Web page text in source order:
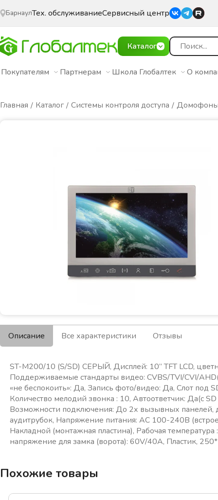
БарнаулТех. обслуживаниеСервисный центр
Каталог
Покупателям Партнерам Школа Глобалтек О
Главная Каталог Системы контроля доступа
Описание Все характеристики Отзывы
ST-M200/10 (S/SD) СЕРЫЙ, Дисплей: 10” TFT LCD,
Поддерживаемые стандарты видео: CVBS/TVI/CVI/
«не беспокоить»: Да, Запись фото/видео: Да, Слот под
Количество мелодий звонка : 10, Автоответчик: Да(с
Возможности подключения: До 2х вызывных панелей,
аудитрубок, Напряжение питания: АС 100-240В
Накладной (монтажная пластина), Рабочая
напряжение для замка (ворота): 60V/40A, Пластик,
Похожие товары